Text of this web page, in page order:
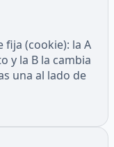
fija (cookie): la A
y la B la cambia
una al lado de